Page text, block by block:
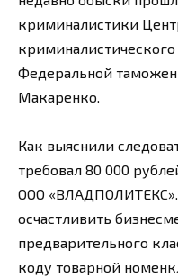
криминалистики
Федеральной
Макаренко.
Как выяснили
требовал 80 000
ООО
осчастливить
предварительного
коду товарной